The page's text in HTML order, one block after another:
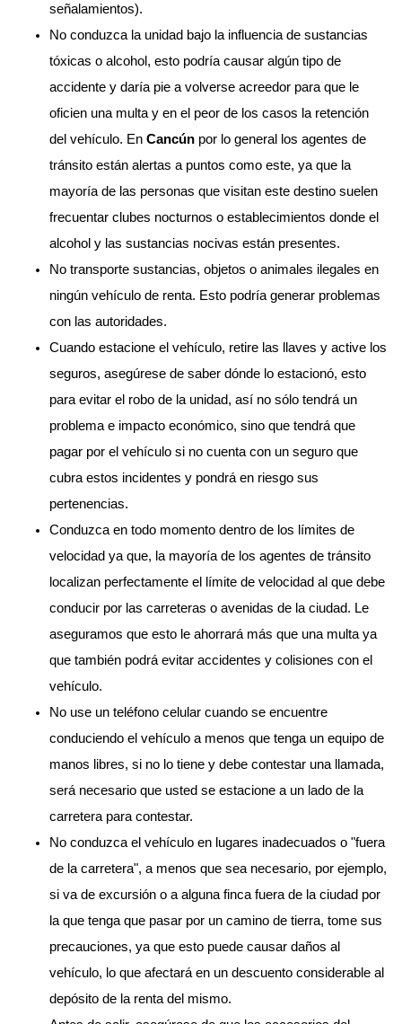
señalamientos).
No conduzca la unidad bajo la influencia de sustancias
tóxicas o alcohol, esto podría causar algún tipo de
accidente y daría pie a volverse acreedor para que le
oficien una multa y en el peor de los casos la retención
del vehículo. En Cancún por lo general los agentes de
tránsito están alertas a puntos como este, ya que la
mayoría de las personas que visitan este destino suelen
frecuentar clubes nocturnos o establecimientos donde el
alcohol y las sustancias nocivas están presentes.
No transporte sustancias, objetos o animales ilegales en
ningún vehículo de renta. Esto podría generar problemas
con las autoridades.
Cuando estacione el vehículo, retire las llaves y active los
seguros, asegúrese de saber dónde lo estacionó, esto
para evitar el robo de la unidad, así no sólo tendrá un
problema e impacto económico, sino que tendrá que
pagar por el vehículo si no cuenta con un seguro que
cubra estos incidentes y pondrá en riesgo sus
pertenencias.
Conduzca en todo momento dentro de los límites de
velocidad ya que, la mayoría de los agentes de tránsito
localizan perfectamente el límite de velocidad al que debe
conducir por las carreteras o avenidas de la ciudad. Le
aseguramos que esto le ahorrará más que una multa ya
que también podrá evitar accidentes y colisiones con el
vehículo.
No use un teléfono celular cuando se encuentre
conduciendo el vehículo a menos que tenga un equipo de
manos libres, si no lo tiene y debe contestar una llamada,
será necesario que usted se estacione a un lado de la
carretera para contestar.
No conduzca el vehículo en lugares inadecuados o "fuera
de la carretera", a menos que sea necesario, por ejemplo,
si va de excursión o a alguna finca fuera de la ciudad por
la que tenga que pasar por un camino de tierra, tome sus
precauciones, ya que esto puede causar daños al
vehículo, lo que afectará en un descuento considerable al
depósito de la renta del mismo.